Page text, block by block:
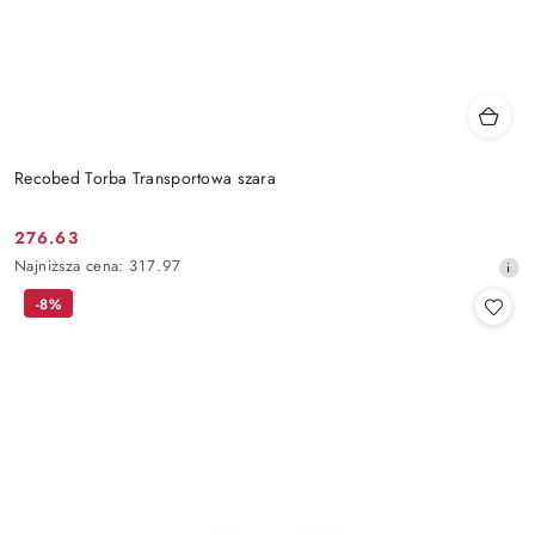
Recobed Torba Transportowa szara
Cena
promocyjna:
276.63
Najniższa
cena
Najniższa cena: 317.97
-8%